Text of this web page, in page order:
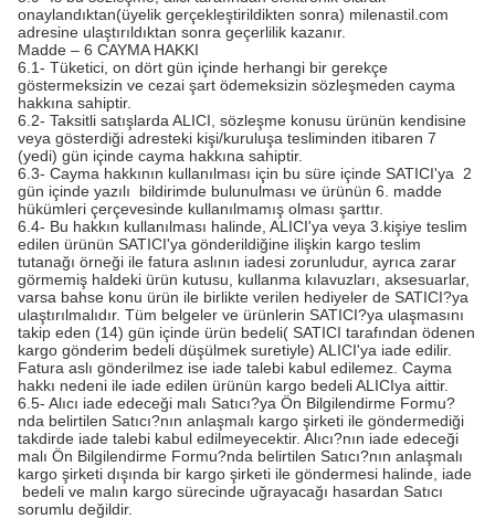
onaylandıktan(üyelik gerçekleştirildikten sonra) milenastil.com
adresine ulaştırıldıktan sonra geçerlilik kazanır.
Madde – 6 CAYMA HAKKI
6.1- Tüketici, on dört gün içinde herhangi bir gerekçe
göstermeksizin ve cezai şart ödemeksizin sözleşmeden cayma
hakkına sahiptir.
6.2- Taksitli satışlarda ALICI, sözleşme konusu ürünün kendisine
veya gösterdiği adresteki kişi/kuruluşa tesliminden itibaren 7
(yedi) gün içinde cayma hakkına sahiptir.
6.3- Cayma hakkının kullanılması için bu süre içinde SATICI'ya 2
gün içinde yazılı bildirimde bulunulması ve ürünün 6. madde
hükümleri çerçevesinde kullanılmamış olması şarttır.
6.4- Bu hakkın kullanılması halinde, ALICI'ya veya 3.kişiye teslim
edilen ürünün SATICI'ya gönderildiğine ilişkin kargo teslim
tutanağı örneği ile fatura aslının iadesi zorunludur, ayrıca zarar
görmemiş haldeki ürün kutusu, kullanma kılavuzları, aksesuarlar,
varsa bahse konu ürün ile birlikte verilen hediyeler de SATICI?ya
ulaştırılmalıdır. Tüm belgeler ve ürünlerin SATICI?ya ulaşmasını
takip eden (14) gün içinde ürün bedeli( SATICI tarafından ödenen
kargo gönderim bedeli düşülmek suretiyle) ALICI'ya iade edilir.
Fatura aslı gönderilmez ise iade talebi kabul edilemez. Cayma
hakkı nedeni ile iade edilen ürünün kargo bedeli ALICIya aittir.
6.5- Alıcı iade edeceği malı Satıcı?ya Ön Bilgilendirme Formu?
nda belirtilen Satıcı?nın anlaşmalı kargo şirketi ile göndermediği
takdirde iade talebi kabul edilmeyecektir. Alıcı?nın iade edeceği
malı Ön Bilgilendirme Formu?nda belirtilen Satıcı?nın anlaşmalı
kargo şirketi dışında bir kargo şirketi ile göndermesi halinde, iade
bedeli ve malın kargo sürecinde uğrayacağı hasardan Satıcı
sorumlu değildir.